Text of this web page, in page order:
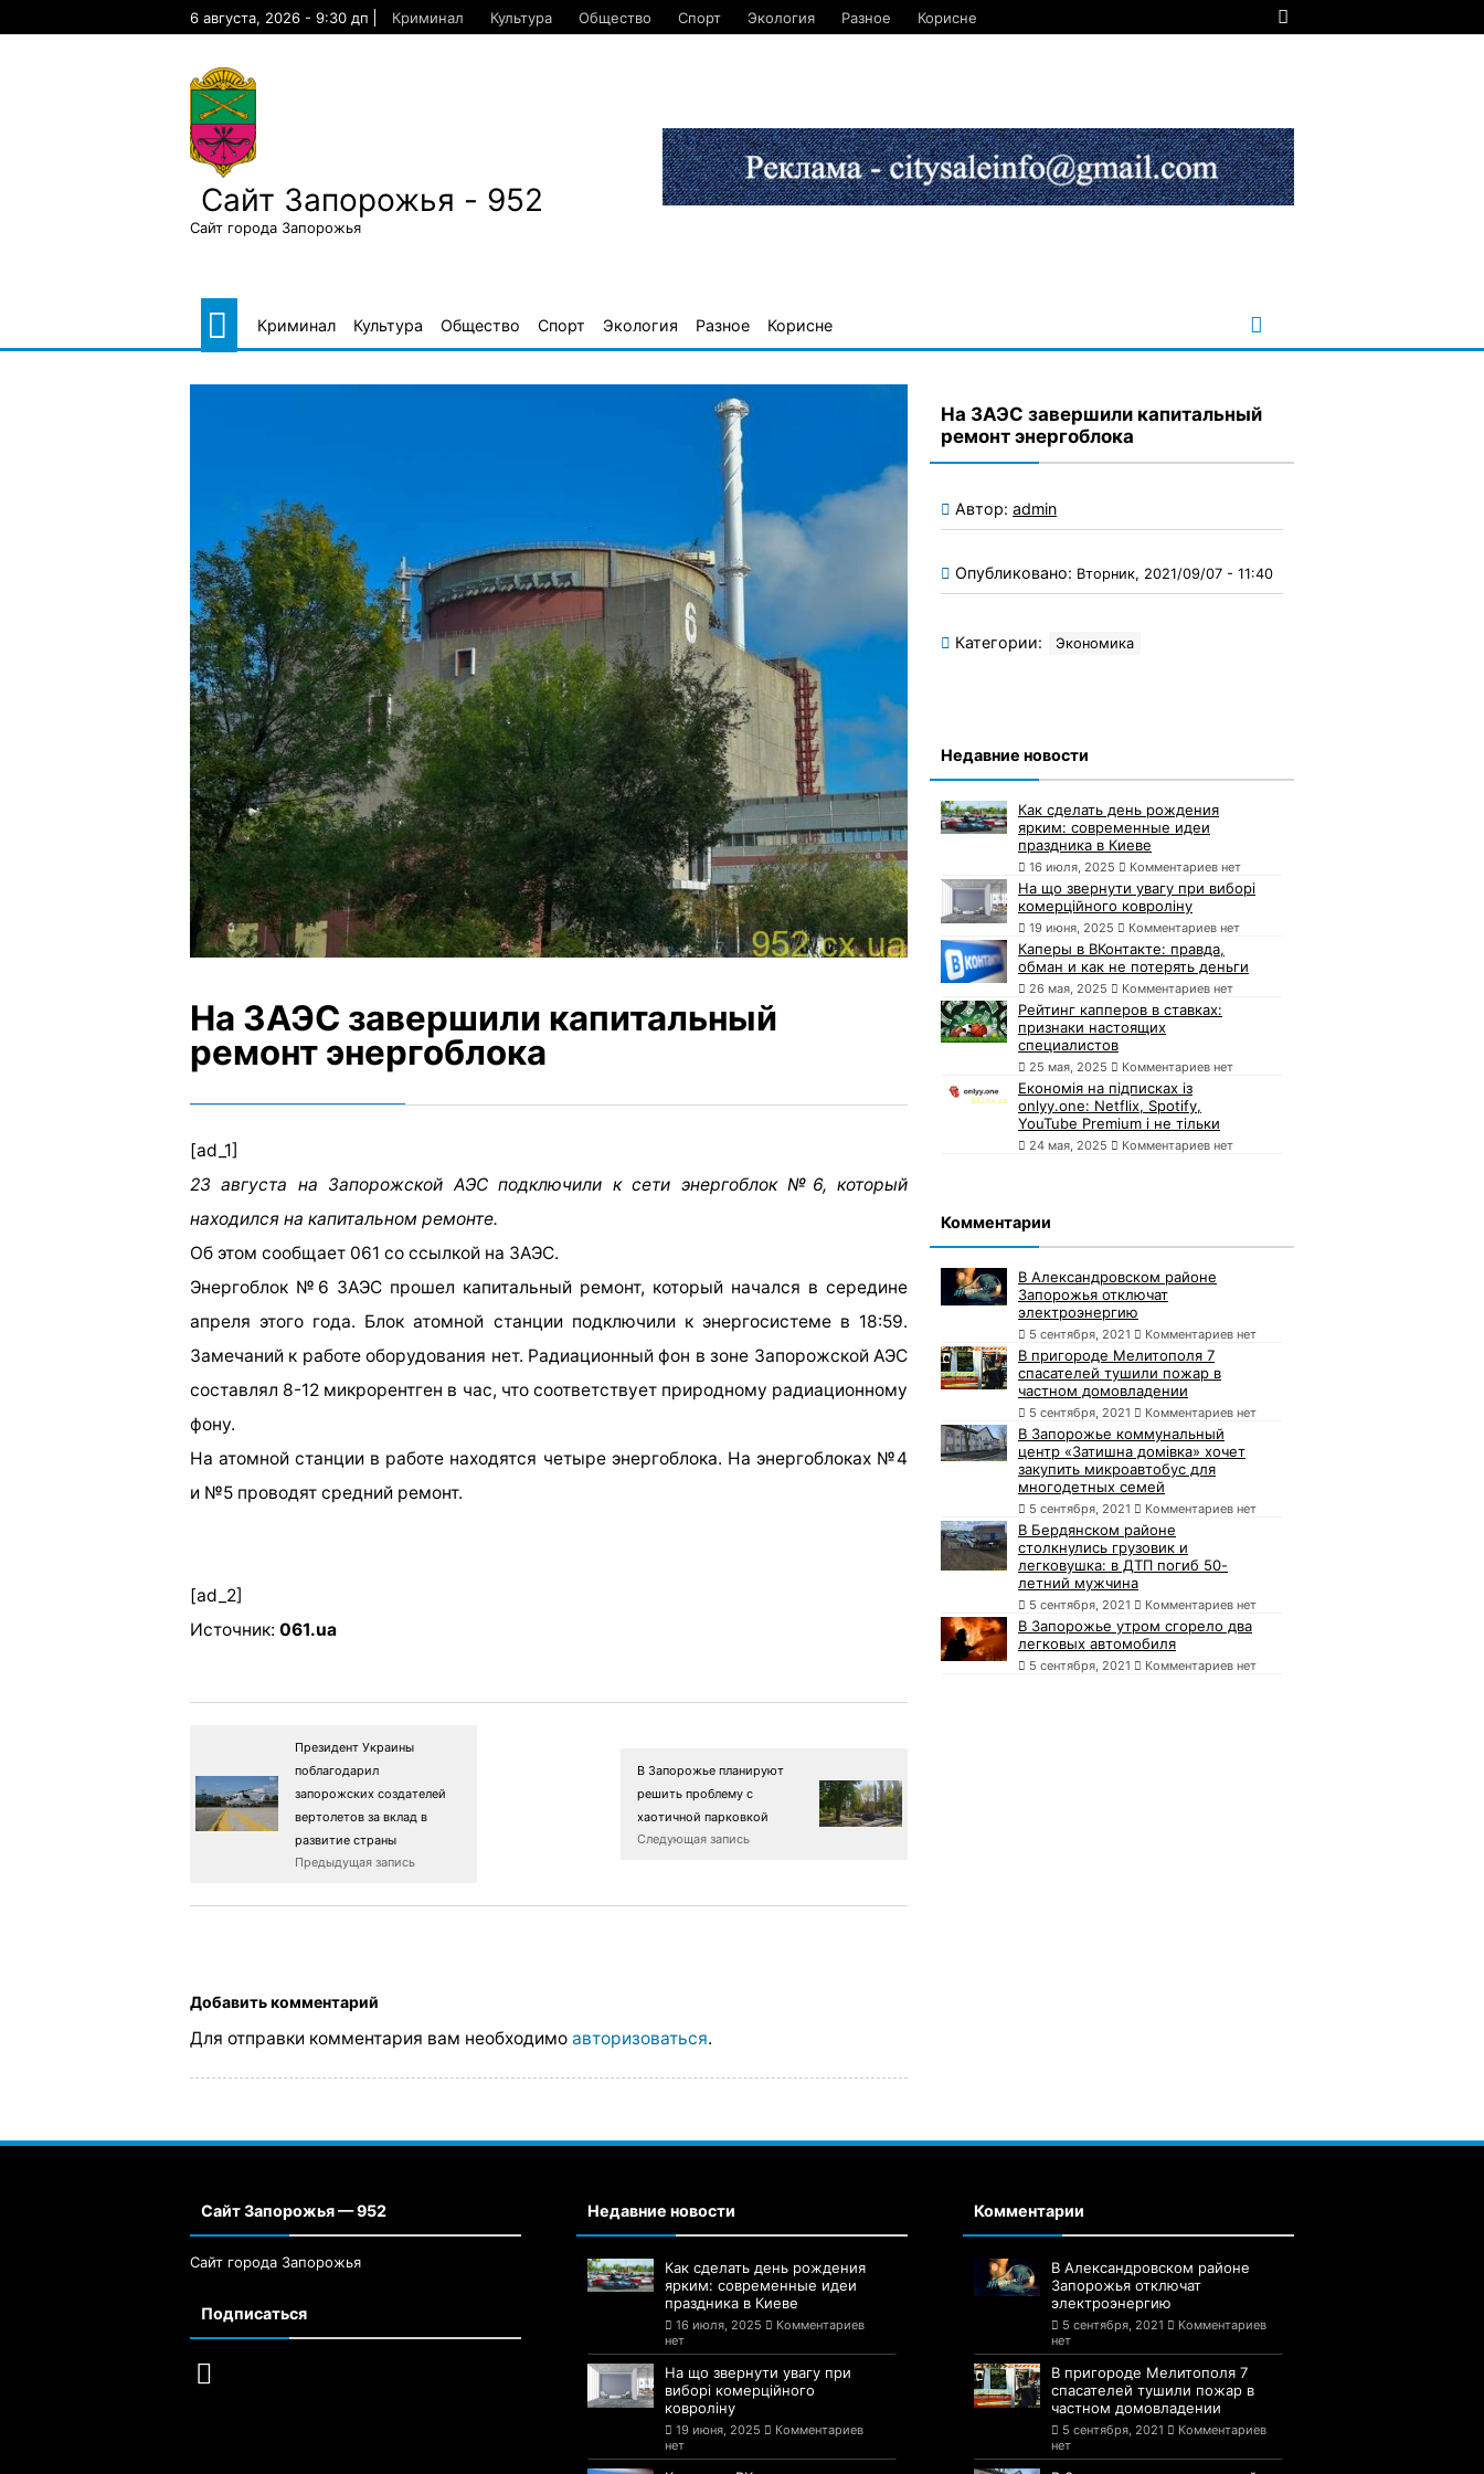
6 августа, 2026 - 9:30 дп Криминал Культура Общество Спорт Экология Разное Корисне
Сайт Запорожья - 952
Сайт города Запорожья
Криминал Культура Общество Спорт Экология Разное Корисне
На ЗАЭС завершили капитальный
ремонт энергоблока
[ad_1]
23 августа на Запорожской АЭС подключили к сети энергоблок №6, который
находился на капитальном ремонте.
Об этом сообщает 061 со ссылкой на ЗАЭС.
Энергоблок №6 ЗАЭС прошел капитальный ремонт, который начался в середине
апреля этого года. Блок атомной станции подключили к энергосистеме в 18:59.
Замечаний к работе оборудования нет. Радиационный фон в зоне Запорожской АЭС
составлял 8-12 микрорентген в час, что соответствует природному радиационному
фону.
На атомной станции в работе находятся четыре энергоблока. На энергоблоках №4
и №5 проводят средний ремонт.
[ad_2]
Источник: 061.ua
Президент Украины
поблагодарил
запорожских создателей
вертолетов за вклад в
развитие страны
Предыдущая запись
В Запорожье планируют
решить проблему с
хаотичной парковкой
Следующая запись
Добавить комментарий
Для отправки комментария вам необходимо авторизоваться.
На ЗАЭС завершили капитальный
ремонт энергоблока
Автор: admin
Опубликовано: Вторник, 2021/09/07 - 11:40
Категории: Экономика
Недавние новости
Как сделать день рождения
ярким: современные идеи
праздника в Киеве
16 июля, 2025 Комментариев нет
На що звернути увагу при виборі
комерційного ковроліну
19 июня, 2025 Комментариев нет
Каперы в ВКонтакте: правда,
обман и как не потерять деньги
26 мая, 2025 Комментариев нет
Рейтинг капперов в ставках:
признаки настоящих
специалистов
25 мая, 2025 Комментариев нет
Економія на підписках із
onlyy.one: Netflix, Spotify,
YouTube Premium і не тільки
24 мая, 2025 Комментариев нет
Комментарии
В Александровском районе
Запорожья отключат
электроэнергию
5 сентября, 2021 Комментариев нет
В пригороде Мелитополя 7
спасателей тушили пожар в
частном домовладении
5 сентября, 2021 Комментариев нет
В Запорожье коммунальный
центр «Затишна домівка» хочет
закупить микроавтобус для
многодетных семей
5 сентября, 2021 Комментариев нет
В Бердянском районе
столкнулись грузовик и
легковушка: в ДТП погиб 50-
летний мужчина
5 сентября, 2021 Комментариев нет
В Запорожье утром сгорело два
легковых автомобиля
5 сентября, 2021 Комментариев нет
Сайт Запорожья — 952
Сайт города Запорожья
Подписаться
Недавние новости
Как сделать день рождения
ярким: современные идеи
праздника в Киеве
16 июля, 2025
Комментариев
нет
На що звернути увагу при
виборі комерційного
ковроліну
19 июня, 2025
Комментариев
нет
Комментарии
В Александровском районе
Запорожья отключат
электроэнергию
5 сентября, 2021
Комментариев
нет
В пригороде Мелитополя 7
спасателей тушили пожар в
частном домовладении
5 сентября, 2021
Комментариев
нет